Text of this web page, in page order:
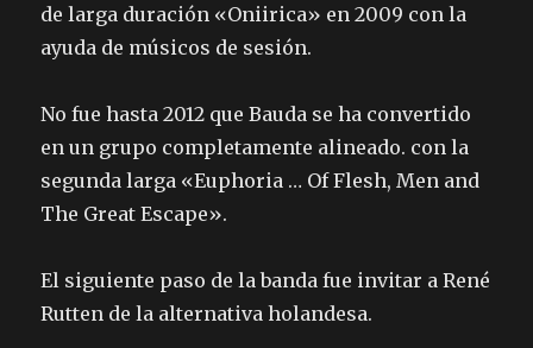
de larga duración «Oniirica» en 2009 con la
ayuda de músicos de sesión.
No fue hasta 2012 que Bauda se ha convertido
en un grupo completamente alineado. con la
segunda larga «Euphoria … Of Flesh, Men and
The Great Escape».
El siguiente paso de la banda fue invitar a René
Rutten de la alternativa holandesa.